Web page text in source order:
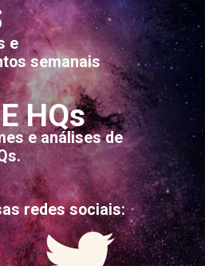
e
semanais
HQs
e análises de
redes sociais: